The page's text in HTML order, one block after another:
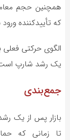
همچنین حجم
که تأییدکننده
الگوی حرکتی
یک رشد شارپ است
جمع‌بندی
بازار پس از یک